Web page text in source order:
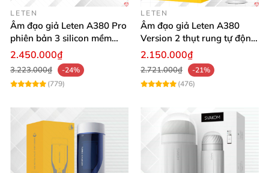
LETEN
Âm đạo giả Leten A380 Pro
phiên bản 3 silicon mềm
mại kích thích
2.450.000₫
3.223.000₫
-24%
(779)
LETEN
Âm đạo giả Leten A380
Version 2 thụt rung tự động,
cảm giác thật
2.150.000₫
2.721.000₫
-21%
(476)